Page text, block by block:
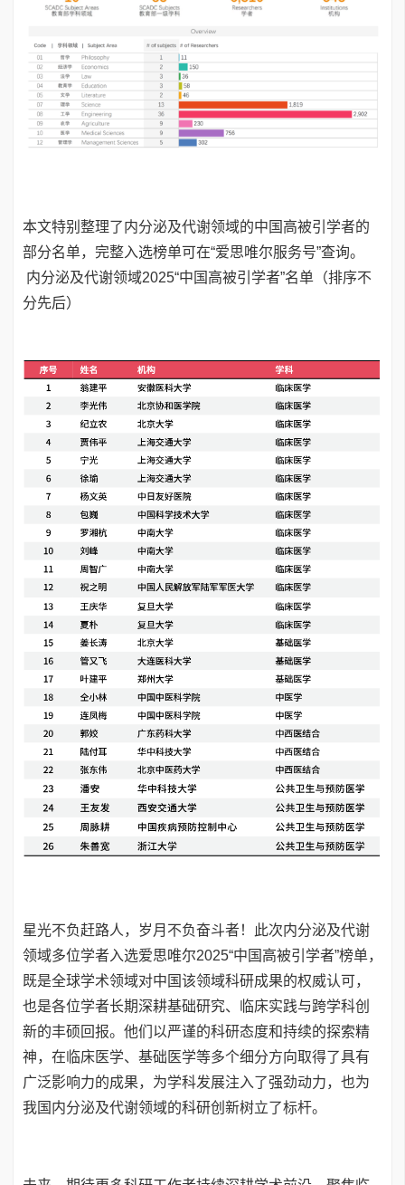
本文特别整理了内分泌及代谢领域的中国高被引学者的
部分名单，完整入选榜单可在“爱思唯尔服务号”查询。
内分泌及代谢领域2025“中国高被引学者”名单（排序不
分先后）
星光不负赶路人，岁月不负奋斗者！此次内分泌及代谢
领域多位学者入选爱思唯尔2025“中国高被引学者”榜单，
既是全球学术领域对中国该领域科研成果的权威认可，
也是各位学者长期深耕基础研究、临床实践与跨学科创
新的丰硕回报。他们以严谨的科研态度和持续的探索精
神，在临床医学、基础医学等多个细分方向取得了具有
广泛影响力的成果，为学科发展注入了强劲动力，也为
我国内分泌及代谢领域的科研创新树立了标杆。